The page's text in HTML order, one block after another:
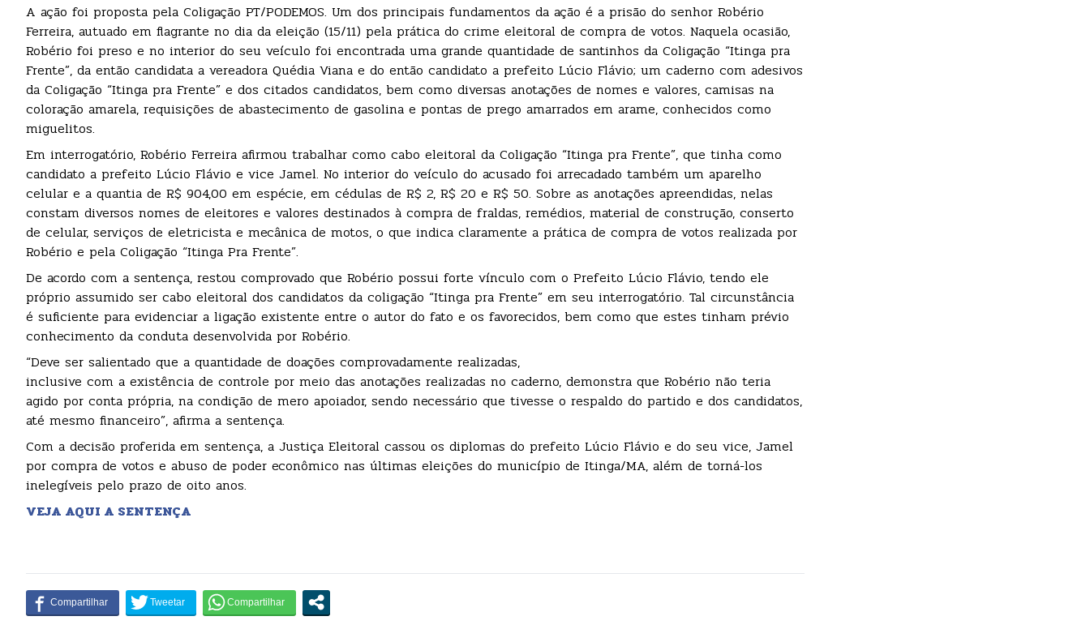
A ação foi proposta pela Coligação PT/PODEMOS. Um dos principais fundamentos da ação é a prisão do senhor Robério
Ferreira, autuado em flagrante no dia da eleição (15/11) pela prática do crime eleitoral de compra de votos. Naquela ocasião,
Robério foi preso e no interior do seu veículo foi encontrada uma grande quantidade de santinhos da Coligação “Itinga pra
Frente”, da então candidata a vereadora Quédia Viana e do então candidato a prefeito Lúcio Flávio; um caderno com adesivos
da Coligação “Itinga pra Frente” e dos citados candidatos, bem como diversas anotações de nomes e valores, camisas na
coloração amarela, requisições de abastecimento de gasolina e pontas de prego amarrados em arame, conhecidos como
miguelitos.
Em interrogatório, Robério Ferreira afirmou trabalhar como cabo eleitoral da Coligação “Itinga pra Frente”, que tinha como
candidato a prefeito Lúcio Flávio e vice Jamel. No interior do veículo do acusado foi arrecadado também um aparelho
celular e a quantia de R$ 904,00 em espécie, em cédulas de R$ 2, R$ 20 e R$ 50. Sobre as anotações apreendidas, nelas
constam diversos nomes de eleitores e valores destinados à compra de fraldas, remédios, material de construção, conserto
de celular, serviços de eletricista e mecânica de motos, o que indica claramente a prática de compra de votos realizada por
Robério e pela Coligação “Itinga Pra Frente”.
De acordo com a sentença, restou comprovado que Robério possui forte vínculo com o Prefeito Lúcio Flávio, tendo ele
próprio assumido ser cabo eleitoral dos candidatos da coligação “Itinga pra Frente” em seu interrogatório. Tal circunstância
é suficiente para evidenciar a ligação existente entre o autor do fato e os favorecidos, bem como que estes tinham prévio
conhecimento da conduta desenvolvida por Robério.
“Deve ser salientado que a quantidade de doações comprovadamente realizadas,
inclusive com a existência de controle por meio das anotações realizadas no caderno, demonstra que Robério não teria
agido por conta própria, na condição de mero apoiador, sendo necessário que tivesse o respaldo do partido e dos candidatos,
até mesmo financeiro”, afirma a sentença.
Com a decisão proferida em sentença, a Justiça Eleitoral cassou os diplomas do prefeito Lúcio Flávio e do seu vice, Jamel
por compra de votos e abuso de poder econômico nas últimas eleições do município de Itinga/MA, além de torná-los
inelegíveis pelo prazo de oito anos.
VEJA AQUI A SENTENÇA